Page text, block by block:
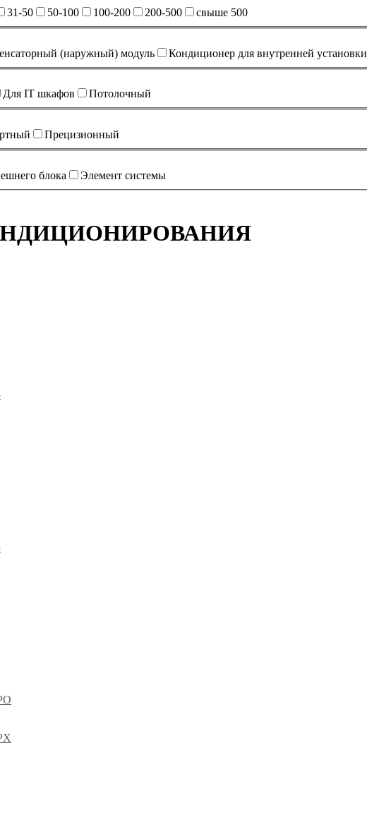
31-50 50-100 100-200 200-500 свыше 500
(наружный) модуль Кондиционер для внутренней установки
Для IT шкафов Потолочный
Прецизионный
блока Элемент системы